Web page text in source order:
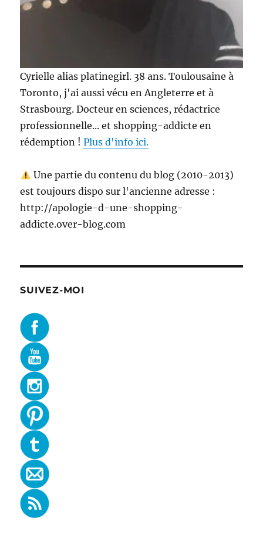
Cyrielle alias platinegirl. 38 ans. Toulousaine à
Toronto, j'ai aussi vécu en Angleterre et à
Strasbourg. Docteur en sciences, rédactrice
professionnelle... et shopping-addicte en
rédemption !Plus d'info ici.
Une partie du contenu du blog (2010-2013)
est toujours dispo sur l'ancienne adresse :
http://apologie-d-une-shopping-
addicte.over-blog.com
SUIVEZ-MOI